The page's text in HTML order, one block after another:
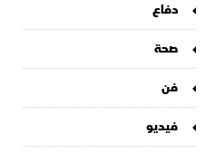
دفاع
صحة
فن
فيديو